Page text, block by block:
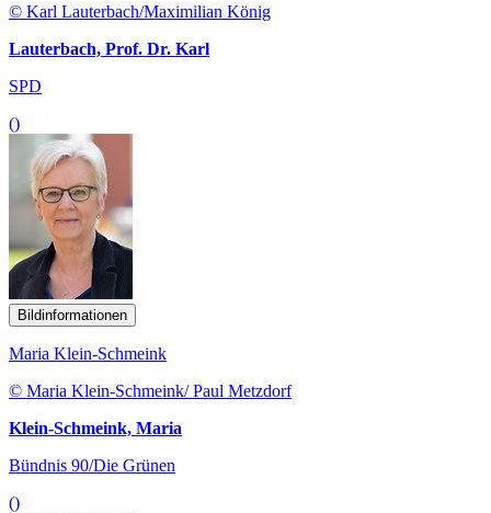
© Karl Lauterbach/Maximilian König
Lauterbach, Prof. Dr. Karl
SPD
()
Bildinformationen
Maria Klein-Schmeink
© Maria Klein-Schmeink/ Paul Metzdorf
Klein-Schmeink, Maria
Bündnis 90/Die Grünen
()